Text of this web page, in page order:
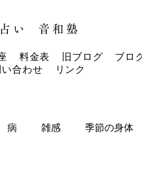
い 音和塾​
料金表 旧ブログ
ブロ
い合わせ リンク
病 雑感 季節の身体